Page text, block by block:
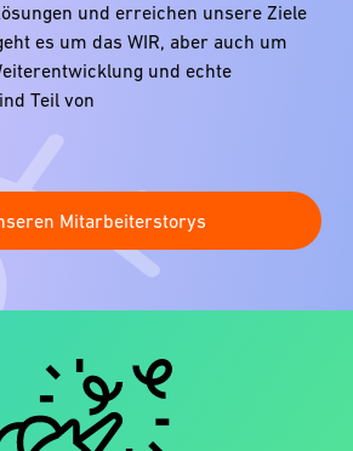
und erreichen unsere Ziele
es um das WIR, aber auch um
und echte
Teil von
Mitarbeiterstorys